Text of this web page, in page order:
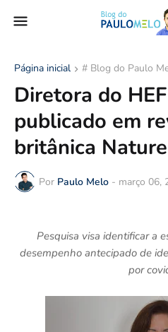
Página inicial # Blog do Paulo
Diretora do
publicado em
britânica Nature
Por Paulo Melo - março 06,
Pesquisa visa identificar a
desempenho antecipado de
por